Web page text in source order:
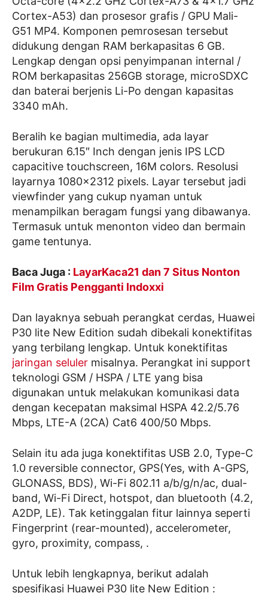
Cortex-A53) dan prosesor grafis / GPU Mali-
G51 MP4. Komponen pemrosesan tersebut
didukung dengan RAM berkapasitas 6 GB.
Lengkap dengan opsi penyimpanan internal /
ROM berkapasitas 256GB storage, microSDXC
dan baterai berjenis Li-Po dengan kapasitas
3340 mAh.
Beralih ke bagian multimedia, ada layar
berukuran 6.15″ Inch dengan jenis IPS LCD
capacitive touchscreen, 16M colors. Resolusi
layarnya 1080×2312 pixels. Layar tersebut jadi
viewfinder yang cukup nyaman untuk
menampilkan beragam fungsi yang dibawanya.
Termasuk untuk menonton video dan bermain
game tentunya.
Baca Juga : LayarKaca21 dan 7 Situs Nonton
Film Gratis Pengganti Indoxxi
Dan layaknya sebuah perangkat cerdas, Huawei
P30 lite New Edition sudah dibekali konektifitas
yang terbilang lengkap. Untuk konektifitas
jaringan seluler misalnya. Perangkat ini support
teknologi GSM / HSPA / LTE yang bisa
digunakan untuk melakukan komunikasi data
dengan kecepatan maksimal HSPA 42.2/5.76
Mbps, LTE-A (2CA) Cat6 400/50 Mbps.
Selain itu ada juga konektifitas USB 2.0, Type-C
1.0 reversible connector, GPS(Yes, with A-GPS,
GLONASS, BDS), Wi-Fi 802.11 a/b/g/n/ac, dual-
band, Wi-Fi Direct, hotspot, dan bluetooth (4.2,
A2DP, LE). Tak ketinggalan fitur lainnya seperti
Fingerprint (rear-mounted), accelerometer,
gyro, proximity, compass, .
Untuk lebih lengkapnya, berikut adalah
spesifikasi Huawei P30 lite New Edition :